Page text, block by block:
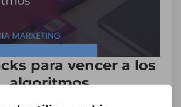
para vencer a los
algoritmos